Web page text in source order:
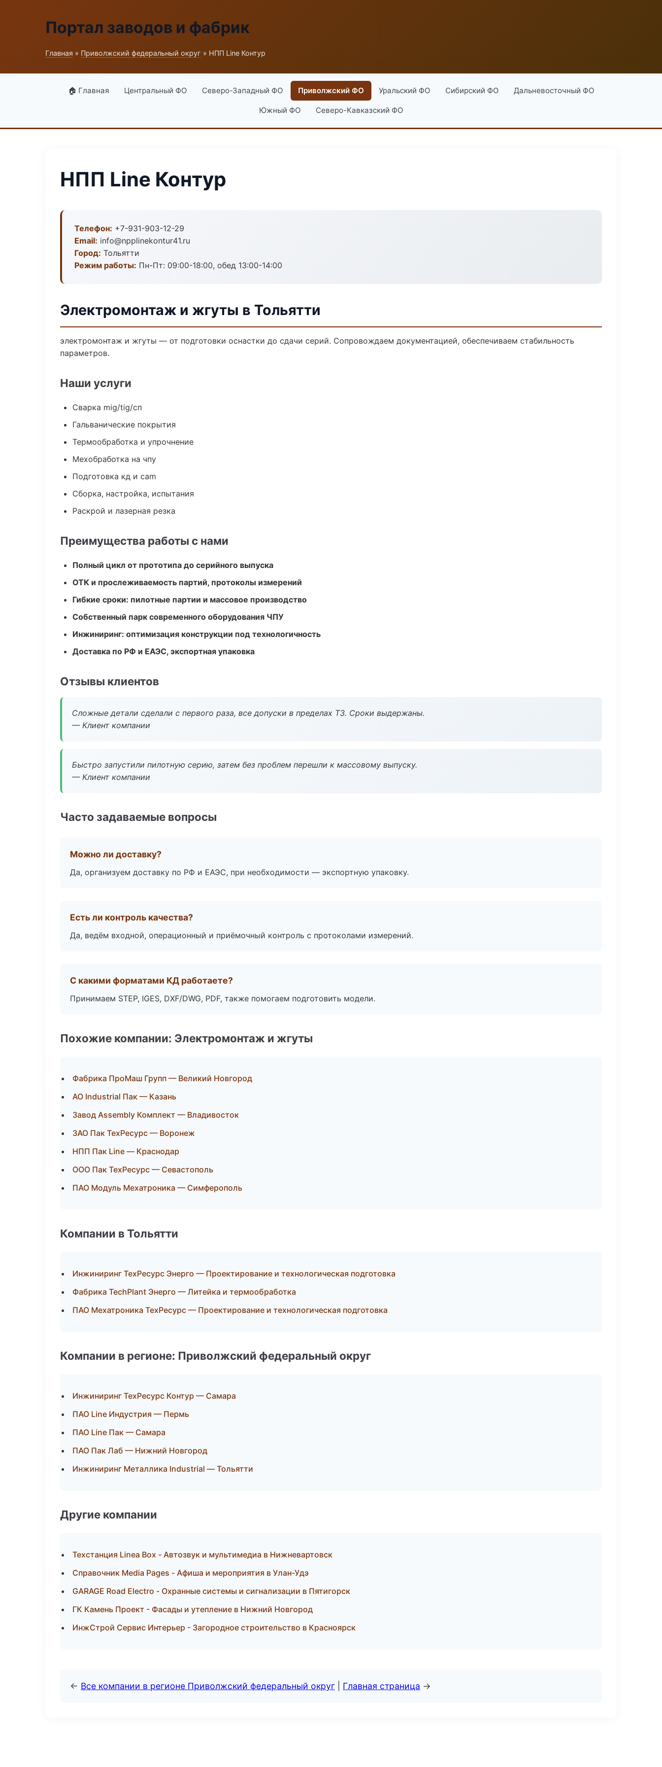
Портал заводов и фабрик
Главная » Приволжский федеральный округ » НПП Line Контур
🏠 Главная Центральный ФО Северо-Западный ФО Приволжский ФО Уральский ФО Сибирский ФО Дальневосточный ФО
Южный ФО Северо-Кавказский ФО
НПП Line Контур
Телефон: +7-931-903-12-29
Email: info@npplinekontur41.ru
Город: Тольятти
Режим работы: Пн-Пт: 09:00-18:00, обед 13:00-14:00
Электромонтаж и жгуты в Тольятти
электромонтаж и жгуты — от подготовки оснастки до сдачи серий. Сопровождаем документацией, обеспечиваем стабильность
параметров.
Наши услуги
Сварка mig/tig/сп
Гальванические покрытия
Термообработка и упрочнение
Мехобработка на чпу
Подготовка кд и cam
Сборка, настройка, испытания
Раскрой и лазерная резка
Преимущества работы с нами
Полный цикл от прототипа до серийного выпуска
ОТК и прослеживаемость партий, протоколы измерений
Гибкие сроки: пилотные партии и массовое производство
Собственный парк современного оборудования ЧПУ
Инжиниринг: оптимизация конструкции под технологичность
Доставка по РФ и ЕАЭС, экспортная упаковка
Отзывы клиентов
Сложные детали сделали с первого раза, все допуски в пределах ТЗ. Сроки выдержаны.
— Клиент компании
Быстро запустили пилотную серию, затем без проблем перешли к массовому выпуску.
— Клиент компании
Часто задаваемые вопросы
Можно ли доставку?
Да, организуем доставку по РФ и ЕАЭС, при необходимости — экспортную упаковку.
Есть ли контроль качества?
Да, ведём входной, операционный и приёмочный контроль с протоколами измерений.
С какими форматами КД работаете?
Принимаем STEP, IGES, DXF/DWG, PDF, также помогаем подготовить модели.
Похожие компании: Электромонтаж и жгуты
Фабрика ПроМаш Групп — Великий Новгород
АО Industrial Пак — Казань
Завод Assembly Комплект — Владивосток
ЗАО Пак ТехРесурс — Воронеж
НПП Пак Line — Краснодар
ООО Пак ТехРесурс — Севастополь
ПАО Модуль Мехатроника — Симферополь
Компании в Тольятти
Инжиниринг ТехРесурс Энерго — Проектирование и технологическая подготовка
Фабрика TechPlant Энерго — Литейка и термообработка
ПАО Мехатроника ТехРесурс — Проектирование и технологическая подготовка
Компании в регионе: Приволжский федеральный округ
Инжиниринг ТехРесурс Контур — Самара
ПАО Line Индустрия — Пермь
ПАО Line Пак — Самара
ПАО Пак Лаб — Нижний Новгород
Инжиниринг Металлика Industrial — Тольятти
Другие компании
Техстанция Linea Box - Автозвук и мультимедиа в Нижневартовск
Справочник Media Pages - Афиша и мероприятия в Улан-Удэ
GARAGE Road Electro - Охранные системы и сигнализации в Пятигорск
ГК Камень Проект - Фасады и утепление в Нижний Новгород
ИнжСтрой Сервис Интерьер - Загородное строительство в Красноярск
← Все компании в регионе Приволжский федеральный округ Главная страница →